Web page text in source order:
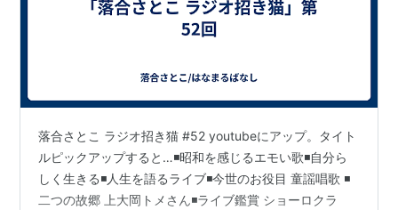
落合さとこ ラジオ招き猫 #52 youtubeにアップ。タイト
ルピックアップすると…◾️昭和を感じるエモい歌◾️自分ら
しく生きる◾️人生を語るライブ◾️今世のお役目 童謡唱歌 ◾️
二つの故郷 上大岡トメさん◾️ライブ鑑賞 ショーロクラ